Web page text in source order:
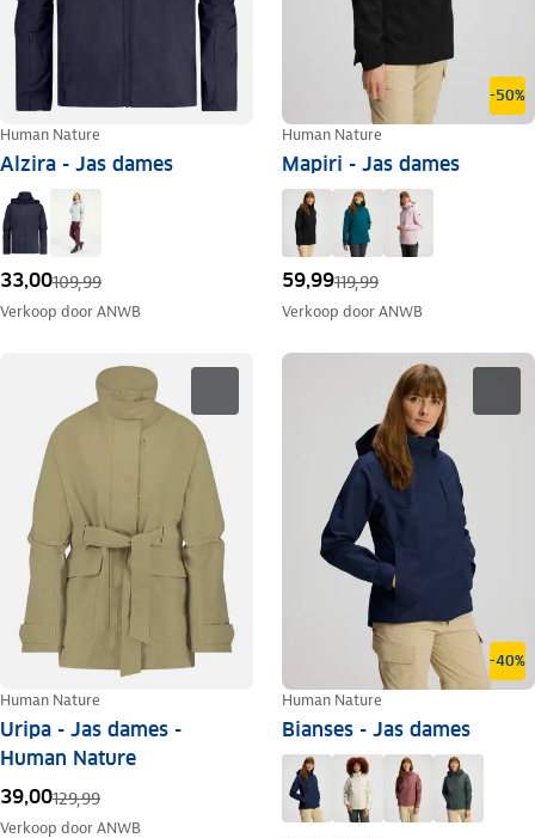
Human Nature
Alzira - Jas dames
33,00109,99
Verkoop doorANWB
-50%
Human Nature
Mapiri - Jas dames
59,99119,99
Verkoop doorANWB
Human Nature
Uripa - Jas dames -
Human Nature
39,00129,99
Verkoop doorANWB
-40%
Human Nature
Bianses - Jas dames